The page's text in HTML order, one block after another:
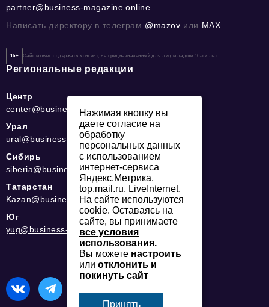
partner@business-magazine.online
Написать директору в телеграм @mazov или MAX
16+ Сайт может содержать контент, не предназначенный для лиц младше 16-ти лет.
Региональные редакции
Центр
center@business-magazine.online
Урал
ural@business-magazine.online
Сибирь
siberia@business-magazine.online
Татарстан
Kazan@business-magazine.online
Юг
yug@business-magazine.online
Нажимая кнопку вы
даете согласие на
обработку
персональных данных
с использованием
интернет-сервиса
Яндекс.Метрика,
top.mail.ru, LiveInternet.
На сайте используются
cookie. Оставаясь на
сайте, вы принимаете
все условия
использования.
Вы можете настроить
или отклонить и
покинуть сайт
Принять